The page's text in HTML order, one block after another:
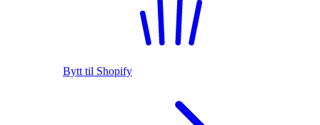
Bytt til Shopify